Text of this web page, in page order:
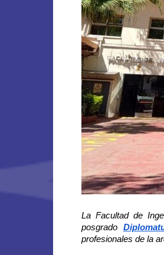
La Facultad de
posgrado
profesionales de la